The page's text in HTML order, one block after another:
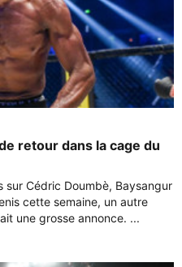
retour dans la cage du
sur Cédric Doumbè, Baysangur
cette semaine, un autre
une grosse annonce. ...